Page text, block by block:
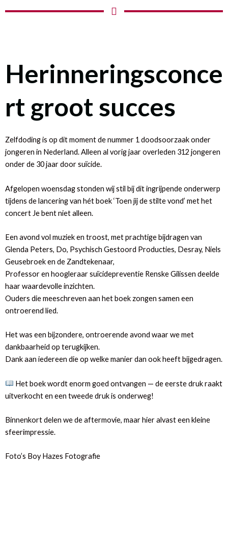
Herinneringsconce
rt groot succes
Zelfdoding is op dit moment de nummer 1 doodsoorzaak onder
jongeren in Nederland. Alleen al vorig jaar overleden 312 jongeren
onder de 30 jaar door suïcide.
Afgelopen woensdag stonden wij stil bij dit ingrijpende onderwerp
tijdens de lancering van hét boek ‘Toen jij de stilte vond’ met het
concert Je bent niet alleen.
Een avond vol muziek en troost, met prachtige bijdragen van
Glenda Peters, Do, Psychisch Gestoord Producties, Desray, Niels
Geusebroeken de Zandtekenaar,
Professor en hoogleraar suïcidepreventie Renske Gilissen deelde
haar waardevolle inzichten.
Ouders die meeschreven aan het boek zongen samen een
ontroerend lied.
Het was een bijzondere, ontroerende avond waar we met
dankbaarheid op terugkijken.
Dank aan iedereen die op welke manier dan ook heeft bijgedragen.
Het boek wordt enorm goed ontvangen — de eerste druk raakt
uitverkocht en een tweede druk is onderweg!
Binnenkort delen we de aftermovie, maar hier alvast een kleine
sfeerimpressie.
Foto’s Boy Hazes Fotografie